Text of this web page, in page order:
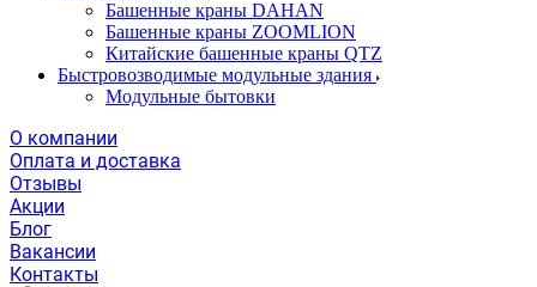
Башенные краны DAHAN
Башенные краны ZOOMLION
Китайские башенные краны QTZ
Быстровозводимые модульные здания
Модульные бытовки
О компании
Оплата и доставка
Отзывы
Акции
Блог
Вакансии
Контакты